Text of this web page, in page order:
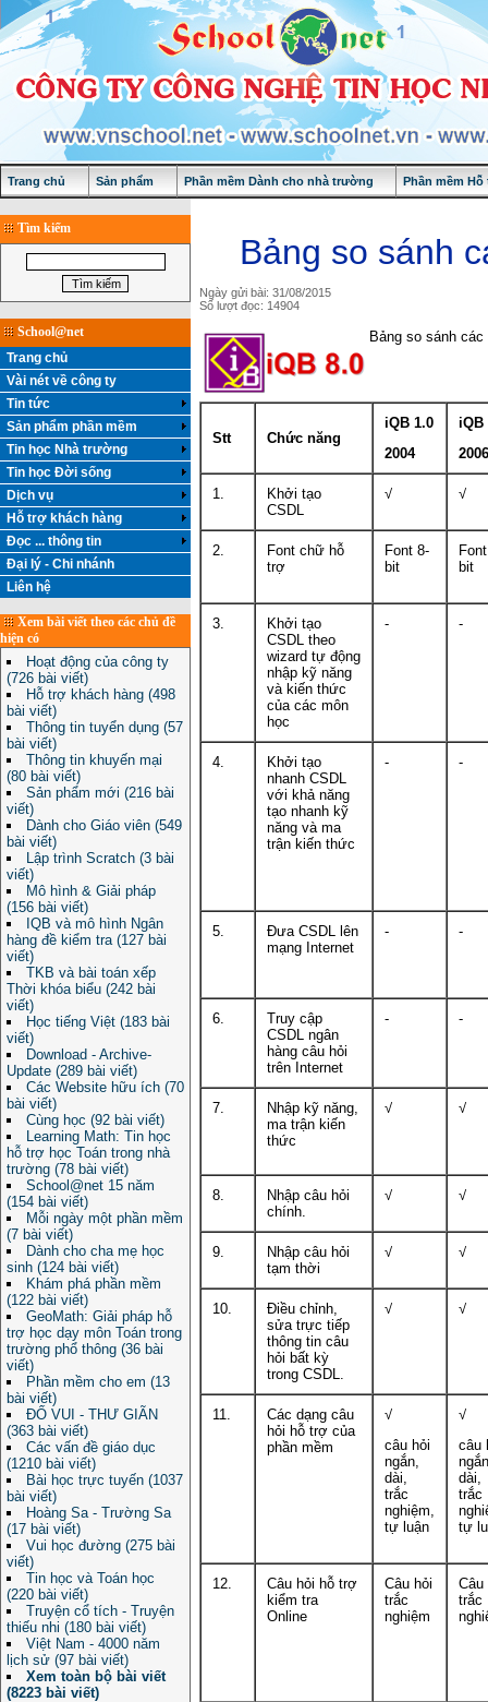
Trang chủ Sản phẩm Phần mềm Dành cho nhà trường Phần mềm
Tìm kiếm
School@net
Trang chủ
Vài nét về công ty
Tin tức
Sản phẩm phần mềm
Tin học Nhà trường
Tin học Đời sống
Dịch vụ
Hỗ trợ khách hàng
Đọc ... thông tin
Đại lý - Chi nhánh
Liên hệ
Xem bài viết theo các chủ đề
hiện có
Hoạt động của công ty
(726 bài viết)
Hỗ trợ khách hàng (498
bài viết)
Thông tin tuyển dụng (57
bài viết)
Thông tin khuyến mại
(80 bài viết)
Sản phẩm mới (216 bài
viết)
Dành cho Giáo viên (549
bài viết)
Lập trình Scratch (3 bài
viết)
Mô hình & Giải pháp
(156 bài viết)
IQB và mô hình Ngân
hàng đề kiểm tra (127 bài
viết)
TKB và bài toán xếp
Thời khóa biểu (242 bài
viết)
Học tiếng Việt (183 bài
viết)
Download - Archive-
Update (289 bài viết)
Các Website hữu ích (70
bài viết)
Cùng học (92 bài viết)
Learning Math: Tin học
hỗ trợ học Toán trong nhà
trường (78 bài viết)
School@net 15 năm
(154 bài viết)
Mỗi ngày một phần mềm
(7 bài viết)
Dành cho cha mẹ học
sinh (124 bài viết)
Khám phá phần mềm
(122 bài viết)
GeoMath: Giải pháp hỗ
trợ học dạy môn Toán trong
trường phổ thông (36 bài
viết)
Phần mềm cho em (13
bài viết)
ĐỐ VUI - THƯ GIÃN
(363 bài viết)
Các vấn đề giáo dục
(1210 bài viết)
Bài học trực tuyến (1037
bài viết)
Hoàng Sa - Trường Sa
(17 bài viết)
Vui học đường (275 bài
viết)
Tin học và Toán học
(220 bài viết)
Truyện cổ tích - Truyện
thiếu nhi (180 bài viết)
Việt Nam - 4000 năm
lịch sử (97 bài viết)
Xem toàn bộ bài viết
(8223 bài viết)
Bảng so sánh
Ngày gửi bài: 31/08/2015
Số lượt đọc: 14904
Bảng so sánh
Stt Chức năng
iQB 1.0
2004
iQB
2006
1.
Khởi tạo
CSDL
√ √
2.
Font chữ hỗ
trợ
Font 8-
bit
bit
3.
Khởi tạo
CSDL theo
wizard tự động
nhập kỹ năng
và kiến thức
của các môn
học
- -
4.
Khởi tạo
nhanh CSDL
với khả năng
tạo nhanh kỹ
năng và ma
trận kiến thức
- -
5.
Đưa CSDL lên
mạng Internet
- -
6.
Truy cập
CSDL ngân
hàng câu hỏi
trên Internet
- -
7.
Nhập kỹ năng,
ma trận kiến
thức
√ √
8.
Nhập câu hỏi
chính.
√ √
9.
Nhập câu hỏi
tạm thời
√ √
10.
Điều chỉnh,
sửa trực tiếp
thông tin câu
hỏi bất kỳ
trong CSDL.
√ √
11.
Các dạng câu
hỏi hỗ trợ của
phần mềm
√
câu hỏi
ngắn,
dài,
trắc
nghiệm,
tự luận
√
câu
dài,
trắc
tự
12.
Câu hỏi hỗ trợ
kiểm tra
Online
Câu hỏi
trắc
nghiệm
Câu
trắc